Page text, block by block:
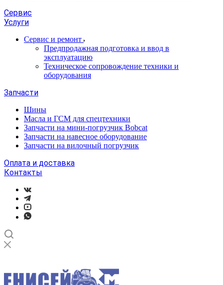
Сервис
Услуги
Сервис и ремонт
Предпродажная подготовка и ввод в
эксплуатацию
Техническое сопровождение техники и
оборудования
Запчасти
Шины
Масла и ГСМ для спецтехники
Запчасти на мини-погрузчик Bobcat
Запчасти на навесное оборудование
Запчасти на вилочный погрузчик
Оплата и доставка
Контакты